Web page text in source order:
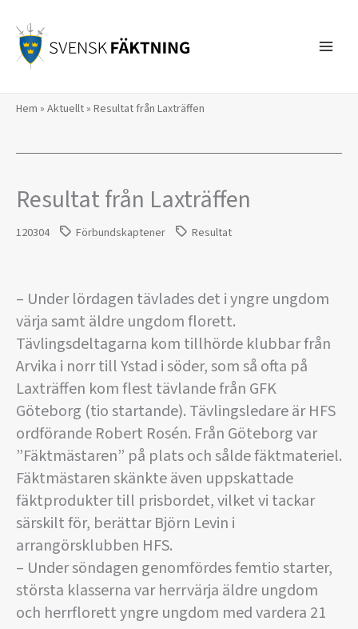
innehåll
Hem » Aktuellt» Resultat från Laxträffen
Resultat från Laxträffen
120304 Förbundskaptener Resultat
– Under lördagen tävlades det i yngre ungdom
värja samt äldre ungdom florett.
Tävlingsdeltagarna kom tillhörde klubbar från
Arvika i norr till Ystad i söder, som så ofta på
Laxträffen kom flest tävlande från GFK
Göteborg (tio startande). Tävlingsledare är HFS
ordförande Robert Rosén. Från Göteborg var
”Fäktmästaren” på plats och sålde fäktmateriel.
Fäktmästaren skänkte även uppskattade
fäktprodukter till prisbordet, vilket vi tackar
särskilt för, berättar Björn Levin i
arrangörsklubben HFS.
– Under söndagen genomfördes femtio starter,
största klasserna var herrvärja äldre ungdom
och herrflorett yngre ungdom med vardera 21